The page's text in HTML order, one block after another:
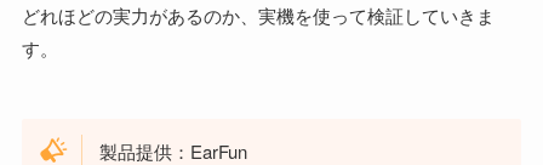
どれほどの実力があるのか、実機を使って検証していきま
す。
製品提供：EarFun